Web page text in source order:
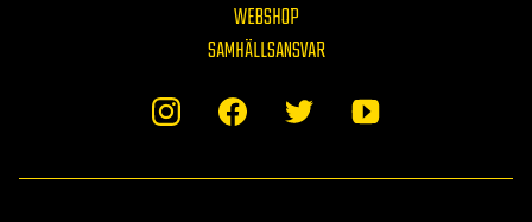
WEBSHOP
SAMHÄLLSANSVAR